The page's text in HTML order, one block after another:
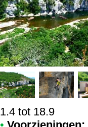
1.4 tot 18.9